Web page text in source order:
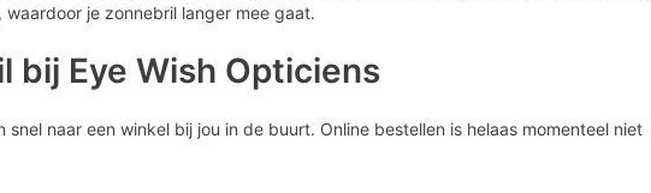
je zonnebril langer mee gaat.
bij Eye Wish Opticiens
naar een winkel bij jou in de buurt. Online bestellen is helaas momenteel niet